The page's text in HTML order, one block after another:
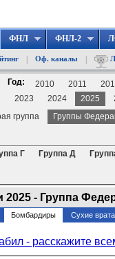
Оф. каналы
ФНЛ ФНЛ-2
Год: 2010 2011
2023
2024 2025
группа
Группы
Г Группа Д
- Группа
Бомбардиры Сухие
- расскажите